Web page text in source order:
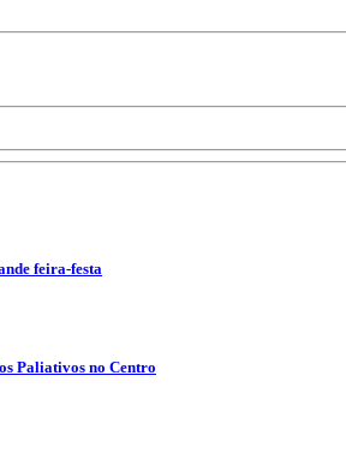
feira-festa
Paliativos no Centro